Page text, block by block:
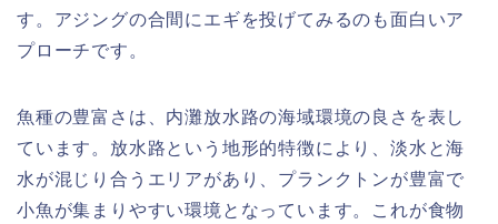
す。アジングの合間にエギを投げてみるのも面白いア
プローチです。
魚種の豊富さは、内灘放水路の海域環境の良さを表し
ています。放水路という地形的特徴により、淡水と海
水が混じり合うエリアがあり、プランクトンが豊富で
小魚が集まりやすい環境となっています。これが食物